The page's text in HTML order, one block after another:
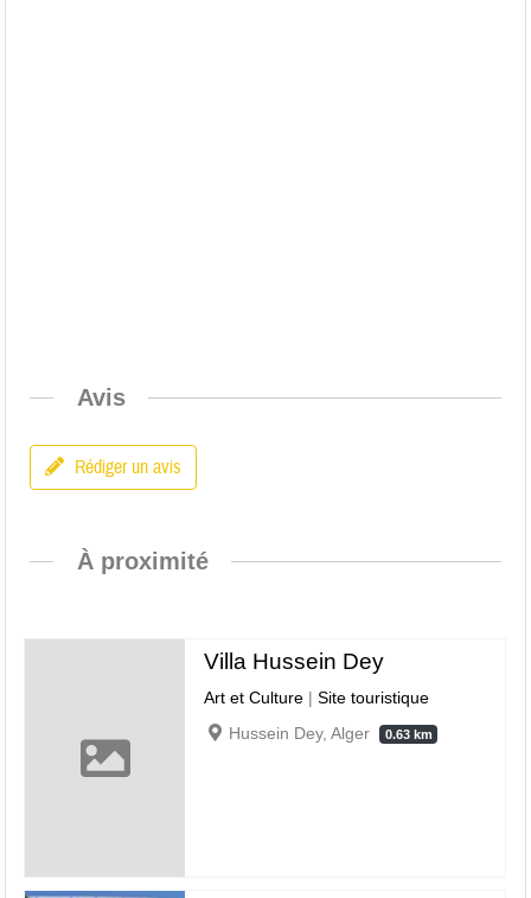
Avis
Rédiger un avis
À proximité
Villa Hussein Dey
Art et Culture |Site touristique
Hussein Dey, Alger
0.63 km